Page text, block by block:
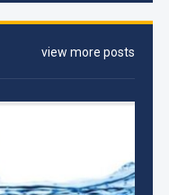
view more posts